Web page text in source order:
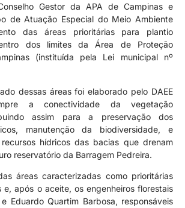
Gestor da APA de Campinas e
de Atuação Especial do Meio Ambiente
das áreas prioritárias para plantio
dos limites da Área de Proteção
(instituída pela Lei municipal nº
dessas áreas foi elaborado pelo DAEE
a conectividade da vegetação
assim para a preservação dos
manutenção da biodiversidade, e
hídricos das bacias que drenam
reservatório da Barragem Pedreira.
áreas caracterizadas como prioritárias
e, após o aceite, os engenheiros florestais
e Eduardo Quartim Barbosa, responsáveis